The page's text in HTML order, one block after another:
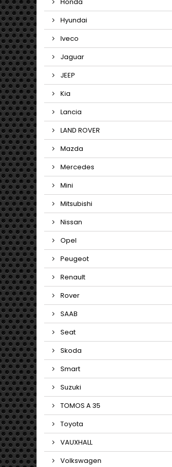
Hyundai
Iveco
Jaguar
JEEP
Kia
Lancia
LAND ROVER
Mazda
Mercedes
Mini
Mitsubishi
Nissan
Opel
Peugeot
Renault
Rover
SAAB
Seat
Skoda
Smart
Suzuki
TOMOS A 35
Toyota
VAUXHALL
Volkswagen